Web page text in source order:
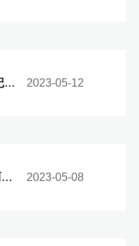
为苹果装上“中国芯” ——记“全国五一劳动奖章”获得者陈学森 2023-05-12
央视《朝闻天下》点赞这两位山农人！ 2023-05-08